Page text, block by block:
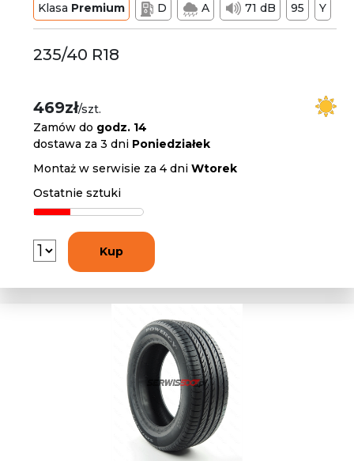
Klasa Premium D A 71 dB 95 Y
235/40 R18
469zł/szt.
Zamów do godz. 14
dostawa za 3 dni Poniedziałek
Montaż w serwisie za 4 dniWtorek
Ostatnie sztuki
Kup